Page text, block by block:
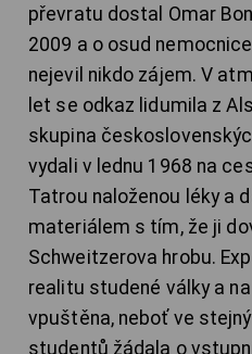
převratu dostal Omar
2009 a o osud
nejevil nikdo zájem. V
let se odkaz lidumila z
skupina
vydali v lednu 1968 na
Tatrou naloženou léky a
materiálem s tím, že ji
Schweitzerova hrobu.
realitu studené války a
vpuštěna, neboť ve
studentů žádala o